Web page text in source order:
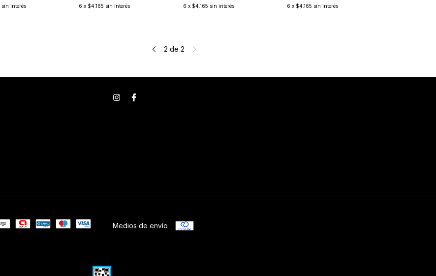
sin interés
6 x $4.165 sin interés
6 x $4.165 sin interés
6 x $4.165 sin interés
2 de 2
Medios de envío